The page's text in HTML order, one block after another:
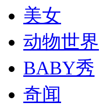
美女
动物世界
BABY秀
奇闻